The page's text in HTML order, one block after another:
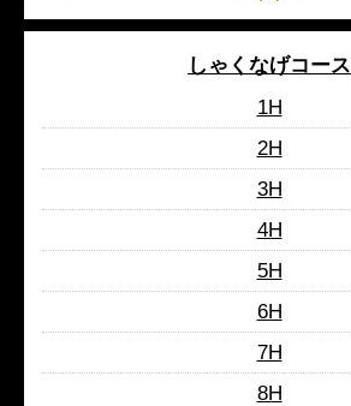
しゃくなげコース
1H
2H
3H
4H
5H
6H
7H
8H